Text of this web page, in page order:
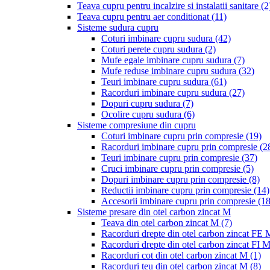
Teava cupru pentru incalzire si instalatii sanitare
Teava cupru pentru aer conditionat (11)
Sisteme sudura cupru
Coturi imbinare cupru sudura (42)
Coturi perete cupru sudura (2)
Mufe egale imbinare cupru sudura (7)
Mufe reduse imbinare cupru sudura (32)
Teuri imbinare cupru sudura (61)
Racorduri imbinare cupru sudura (27)
Dopuri cupru sudura (7)
Ocolire cupru sudura (6)
Sisteme compresiune din cupru
Coturi imbinare cupru prin compresie (19)
Racorduri imbinare cupru prin compresie
Teuri imbinare cupru prin compresie (37)
Cruci imbinare cupru prin compresie (5)
Dopuri imbinare cupru prin compresie (8)
Reductii imbinare cupru prin compresie (14)
Accesorii imbinare cupru prin compresie
Sisteme presare din otel carbon zincat M
Teava din otel carbon zincat M (7)
Racorduri drepte din otel carbon zincat FE
Racorduri drepte din otel carbon zincat FI M
Racorduri cot din otel carbon zincat M (1)
Racorduri teu din otel carbon zincat M (8)